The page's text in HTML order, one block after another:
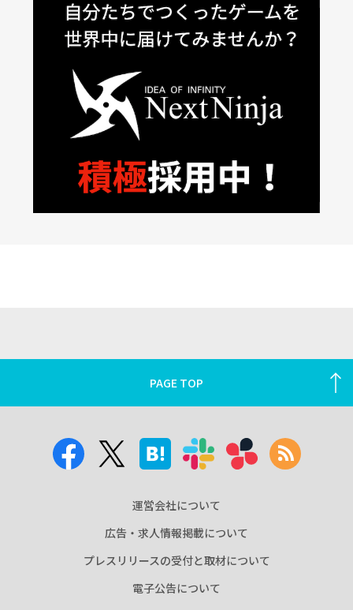
PAGE TOP
運営会社について
広告・求人情報掲載について
プレスリリースの受付と取材について
電子公告について